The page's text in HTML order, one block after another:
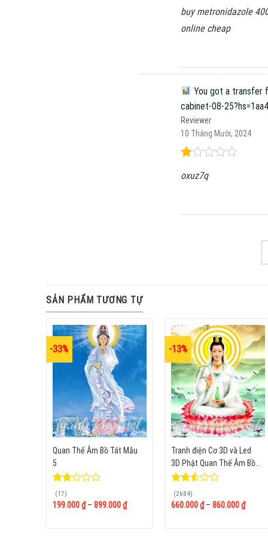
xếp
hạng
buy metronidazole
online cheap
You got a transfer
cabinet-08-
Reviewer
10 Tháng Mười, 2024
xếp
oxuz7q
SẢN PHẨM TƯƠNG TỰ
-33%
Quan Thế Âm Bồ Tát Mẫu
5
Được
xếp
hạng
(17)
199.000₫– 899.000₫
-13%
Tranh điện Cơ 3D và Led
3D Phật Quan Thế Âm Bồ
Tát
Được
xếp
hạng
(2684)
660.000₫–860.000₫